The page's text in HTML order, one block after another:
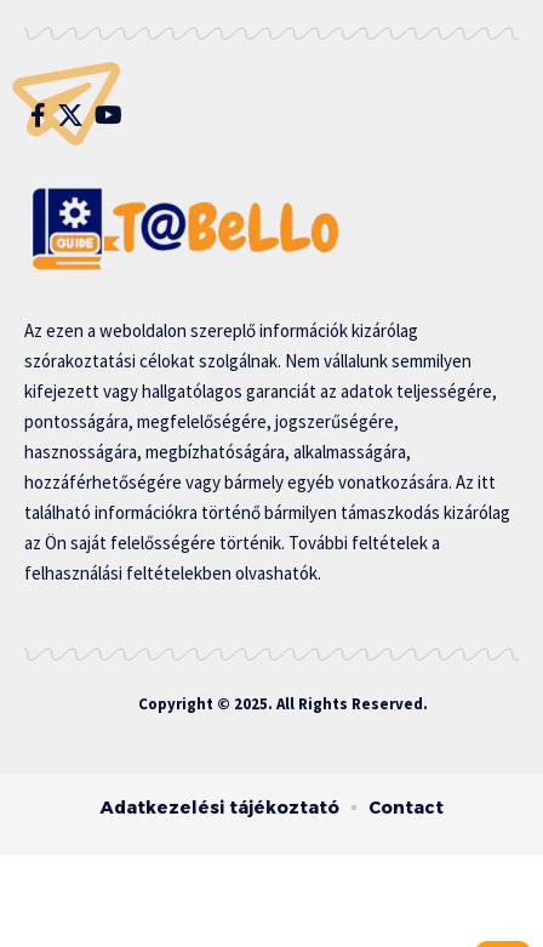
Az ezen a weboldalon szereplő információk kizárólag
szórakoztatási célokat szolgálnak. Nem vállalunk semmilyen
kifejezett vagy hallgatólagos garanciát az adatok teljességére,
pontosságára, megfelelőségére, jogszerűségére,
hasznosságára, megbízhatóságára, alkalmasságára,
hozzáférhetőségére vagy bármely egyéb vonatkozására. Az itt
található információkra történő bármilyen támaszkodás kizárólag
az Ön saját felelősségére történik. További feltételek a
felhasználási feltételekben olvashatók.
Copyright © 2025. All Rights Reserved.
Adatkezelési tájékoztató Contact